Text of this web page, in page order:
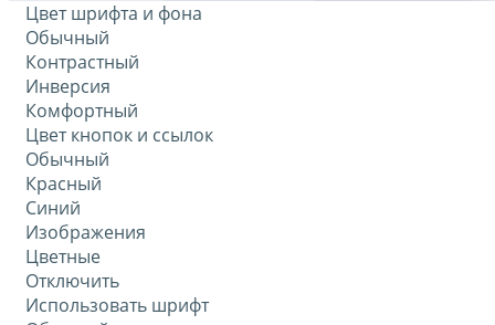
Цвет шрифта и фона
Обычный
Контрастный
Инверсия
Комфортный
Цвет кнопок и ссылок
Обычный
Красный
Синий
Изображения
Цветные
Отключить
Использовать шрифт